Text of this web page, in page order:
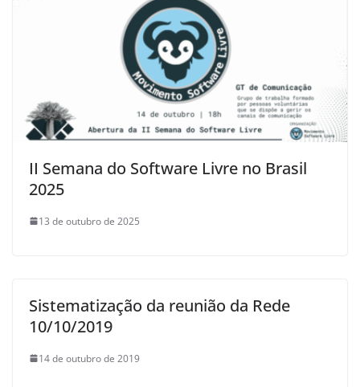
II Semana do Software Livre no Brasil
2025
13 de outubro de 2025
Sistematização da reunião da Rede
10/10/2019
14 de outubro de 2019